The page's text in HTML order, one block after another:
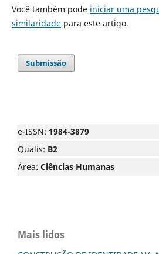
Você também pode iniciar uma
similaridadepara este artigo.
Submissão
e-ISSN: 1984-3879
Qualis: B2
Área: Ciências Humanas
Mais lidos